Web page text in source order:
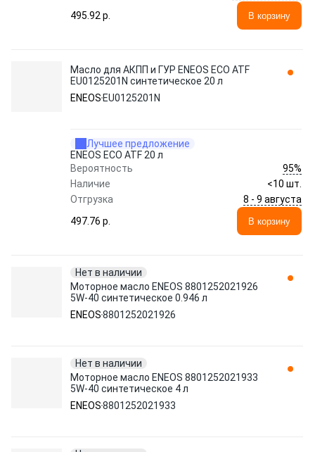
495.92 p.
В корзину
Масло для АКПП и ГУР ENEOS ECO ATF
EU0125201N синтетическое 20 л
ENEOS EU0125201N
Лучшее предложение
ENEOS ECO ATF 20 л
Вероятность
95%
Наличие
<10 шт.
Отгрузка
8 - 9 августа
497.76 p.
В корзину
Нет в наличии
Моторное масло ENEOS 8801252021926
5W-40 синтетическое 0.946 л
ENEOS8801252021926
Нет в наличии
Моторное масло ENEOS 8801252021933
5W-40 синтетическое 4 л
ENEOS8801252021933